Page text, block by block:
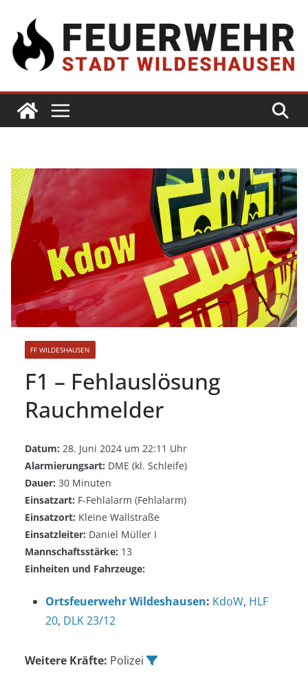
FF WILDESHAUSEN
F1 – Fehlauslösung
Rauchmelder
Datum: 28. Juni 2024 um 22:11 Uhr
Alarmierungsart: DME (kl. Schleife)
Dauer: 30 Minuten
Einsatzart: F-Fehlalarm (Fehlalarm)
Einsatzort: Kleine Wallstraße
Einsatzleiter: Daniel Müller I
Mannschaftsstärke: 13
Einheiten und Fahrzeuge:
Ortsfeuerwehr Wildeshausen: KdoW, HLF
20, DLK 23/12
Weitere Kräfte: Polizei